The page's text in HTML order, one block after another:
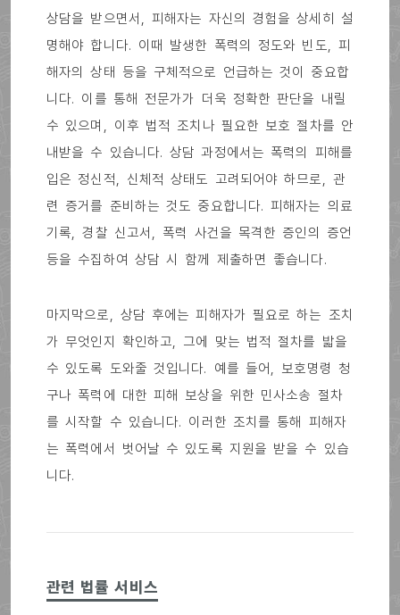
상담을 받으면서, 피해자는 자신의 경험을 상세히 설
명해야 합니다. 이때 발생한 폭력의 정도와 빈도, 피
해자의 상태 등을 구체적으로 언급하는 것이 중요합
니다. 이를 통해 전문가가 더욱 정확한 판단을 내릴
수 있으며, 이후 법적 조치나 필요한 보호 절차를 안
내받을 수 있습니다. 상담 과정에서는 폭력의 피해를
입은 정신적, 신체적 상태도 고려되어야 하므로, 관
련 증거를 준비하는 것도 중요합니다. 피해자는 의료
기록, 경찰 신고서, 폭력 사건을 목격한 증인의 증언
등을 수집하여 상담 시 함께 제출하면 좋습니다.
마지막으로, 상담 후에는 피해자가 필요로 하는 조치
가 무엇인지 확인하고, 그에 맞는 법적 절차를 밟을
수 있도록 도와줄 것입니다. 예를 들어, 보호명령 청
구나 폭력에 대한 피해 보상을 위한 민사소송 절차
를 시작할 수 있습니다. 이러한 조치를 통해 피해자
는 폭력에서 벗어날 수 있도록 지원을 받을 수 있습
니다.
관련 법률 서비스